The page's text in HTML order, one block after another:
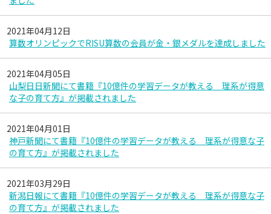
2021年04月12日
算数オリンピックでRISU算数の会員が金・銀メダルを達成しました
2021年04月05日
山梨日日新聞にて書籍『10億件の学習データが教える 理系が得意
な子の育て方』が掲載されました
2021年04月01日
神戸新聞にて書籍『10億件の学習データが教える 理系が得意な子
の育て方』が掲載されました
2021年03月29日
新潟日報にて書籍『10億件の学習データが教える 理系が得意な子
の育て方』が掲載されました